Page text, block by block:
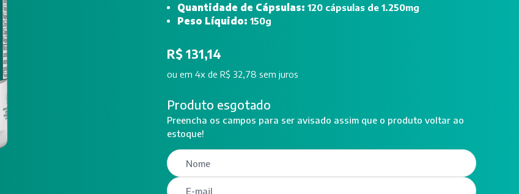
Quantidade de Cápsulas:120 cápsulas de 1.250mg
Peso Líquido: 150g
R$ 131,14
ouem 4x de R$ 32,78 sem juros
Produto esgotado
Preencha os campos para ser avisado assim que o produto voltar ao
estoque!